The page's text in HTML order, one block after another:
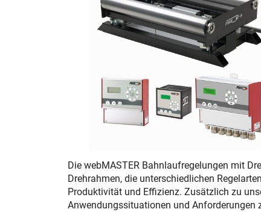
Die webMASTER Bahnlaufregelungen mit
Drehrahmen, die unterschiedlichen
Produktivität und Effizienz. Zusätzlich zu
Anwendungssituationen und Anforderungen